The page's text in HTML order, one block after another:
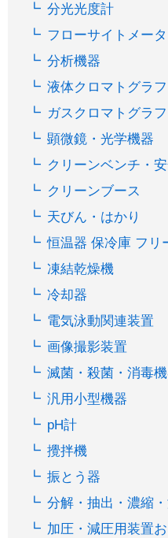
分光光度計
フローサイトメー
分析機器
液体クロマトグラ
ガスクロマトグラ
顕微鏡・光学機器
クリーンベンチ・
クリーンブース
天びん・はかり
恒温器 保冷庫 フリ
凍結乾燥機
冷却器
電気泳動関連装置
画像撮影装置
滅菌・殺菌・消毒
汎用小型機器
pH計
攪拌機
振とう器
分解・抽出・濃縮
加圧・減圧用装置